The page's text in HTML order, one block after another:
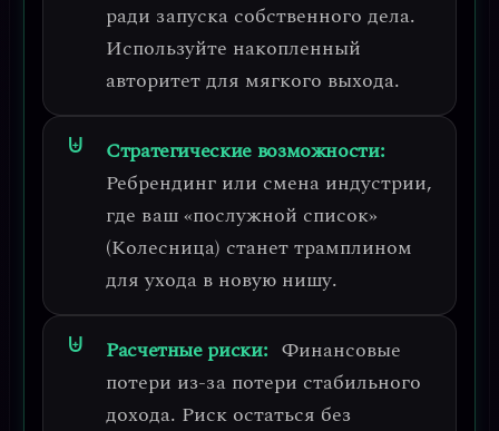
ради запуска собственного дела.
Используйте накопленный
авторитет для мягкого выхода.
Стратегические возможности:
Ребрендинг или смена индустрии,
где ваш «послужной список»
(Колесница) станет трамплином
для ухода в новую нишу.
Расчетные риски: Финансовые
потери из-за потери стабильного
дохода. Риск остаться без